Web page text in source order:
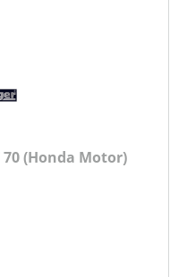
(Honda Motor)